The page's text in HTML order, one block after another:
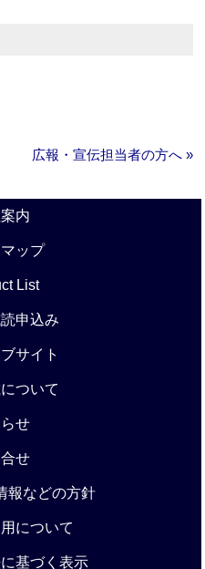
広報・宣伝担当者の方へ »
内
ップ
List
申込み
サイト
ついて
せ
せ
報などの方針
について
基づく表示